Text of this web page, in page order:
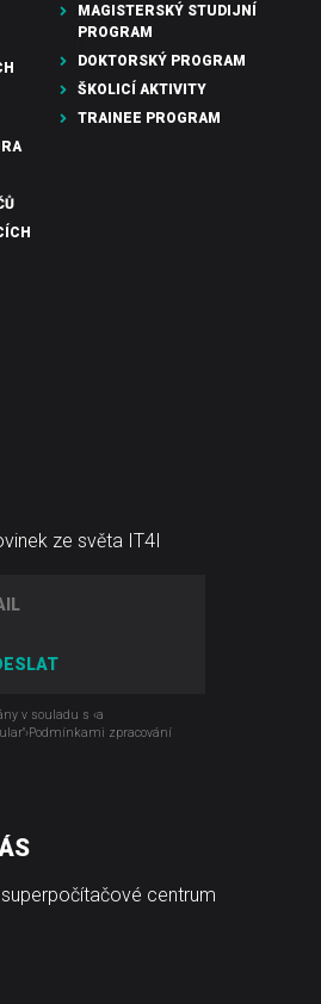
MAGISTERSKÝ STUDIJNÍ
PROGRAM
DOKTORSKÝ PROGRAM
ŠKOLICÍ AKTIVITY
TRAINEE PROGRAM
centrum
ze světa IT4I
v souladu s ‹a
zpracování